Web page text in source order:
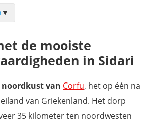
▼
Beach
de mooiste
in Sidari
van Corfu, het op één na
van Griekenland. Het dorp
35 kilometer ten noordwesten